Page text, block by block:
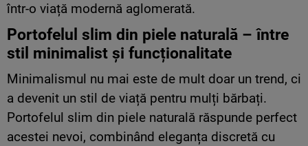
într-o viață modernă aglomerată.
Portofelul slim din piele naturală – între
stil minimalist și funcționalitate
Minimalismul nu mai este de mult doar un trend, ci
a devenit un stil de viață pentru mulți bărbați.
Portofelul slim din piele naturală răspunde perfect
acestei nevoi, combinând eleganța discretă cu